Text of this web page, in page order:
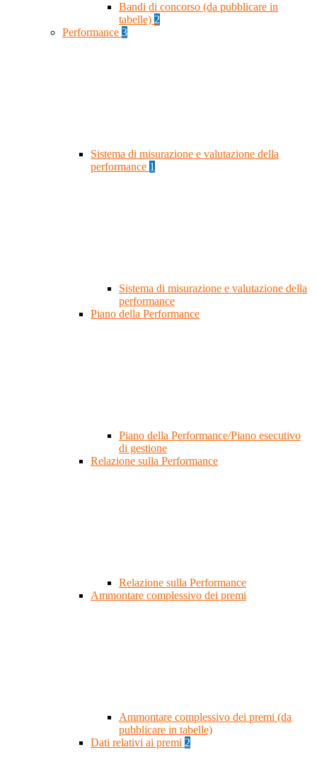
Bandi di concorso (da pubblicare in
tabelle) 2
Performance 3
Sistema di misurazione e valutazione della
performance 1
Sistema di misurazione e valutazione della
performance
Piano della Performance
Piano della Performance/Piano esecutivo
di gestione
Relazione sulla Performance
Relazione sulla Performance
Ammontare complessivo dei premi
Ammontare complessivo dei premi (da
pubblicare in tabelle)
Dati relativi ai premi 2